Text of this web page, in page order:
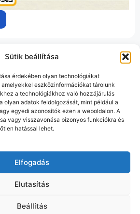
Sütik beállítása
érdekében olyan technológiákat
amelyekkel eszközinformációkat tárolunk
a technológiákhoz való hozzájárulás
olyan adatok feldolgozását, mint például a
egyedi azonosítók ezen a weboldalon. A
vagy visszavonása bizonyos funkciókra és
hatással lehet.
Elfogadás
Elutasítás
Beállítás
tájékoztatóImpresszum